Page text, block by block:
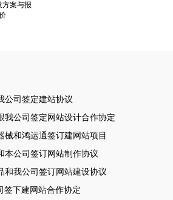
方案与报
公司签定建站协议
我公司签定网站设计合作协定
械和鸿运通签订建网站项目
本公司签订网站制作协议
和我公司签订网站建设协议
签下建网站合作协定